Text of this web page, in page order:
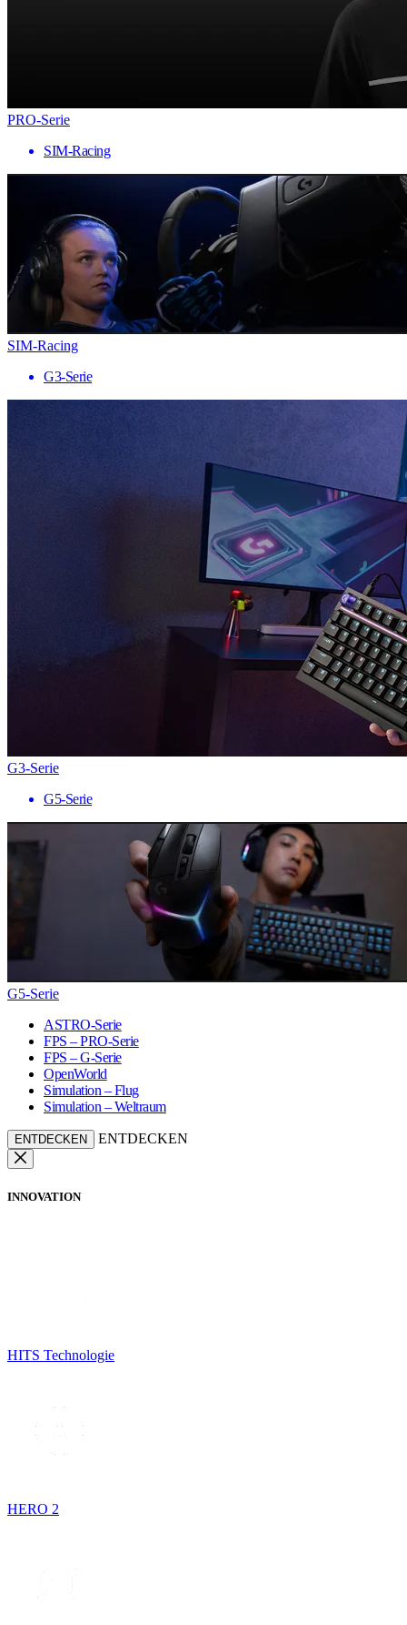
PRO-Serie
SIM-Racing
SIM-Racing
G3-Serie
G3-Serie
G5-Serie
G5-Serie
ASTRO-Serie
FPS – PRO-Serie
FPS – G-Serie
OpenWorld
Simulation – Flug
Simulation – Weltraum
ENTDECKEN ENTDECKEN
INNOVATION
HITS Technologie
HERO 2